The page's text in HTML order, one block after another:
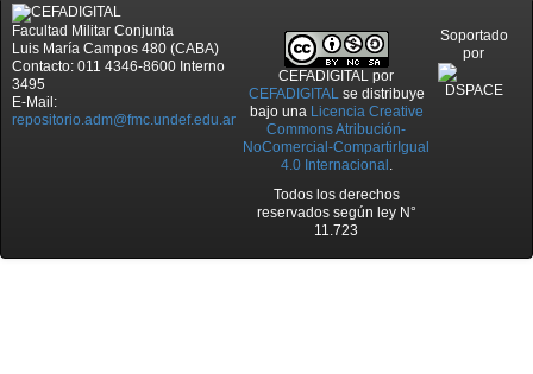
Facultad Militar Conjunta
Luis María Campos 480 (CABA)
Contacto: 011 4346-8600 Interno
3495
E-Mail:
repositorio.adm@fmc.undef.edu.ar
CEFADIGITAL por
CEFADIGITALse distribuye
bajo una Licencia Creative
Commons Atribución-
NoComercial-CompartirIgual
4.0 Internacional .
Todos los derechos
reservados según ley N°
11.723
Soportado
por